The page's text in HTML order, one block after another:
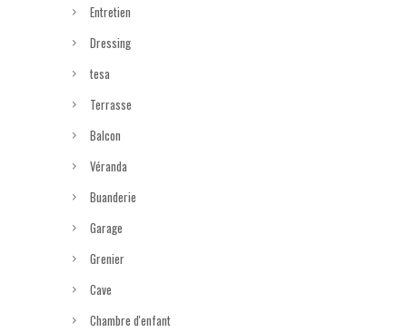
Entretien
Dressing
tesa
Terrasse
Balcon
Véranda
Buanderie
Garage
Grenier
Cave
Chambre d'enfant